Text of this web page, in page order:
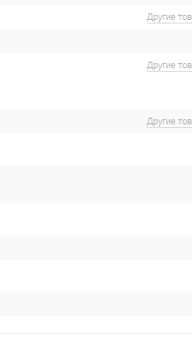
Другие
Другие
Другие